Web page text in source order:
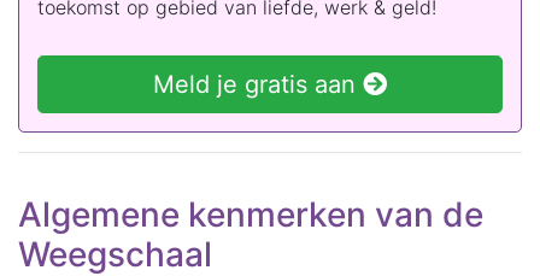
toekomst op gebied van liefde, werk & geld!
Meld je gratis aan
Algemene kenmerken van de
Weegschaal